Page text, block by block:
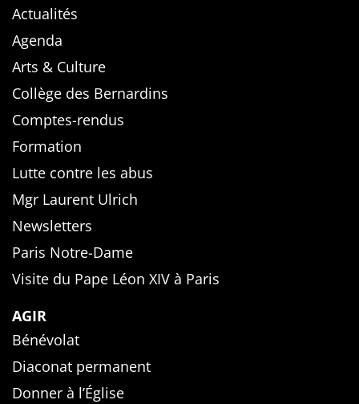
Actualités
Agenda
Arts & Culture
Collège des Bernardins
Comptes-rendus
Formation
Lutte contre les abus
Mgr Laurent Ulrich
Newsletters
Paris Notre-Dame
Visite du Pape Léon XIV à Paris
AGIR
Bénévolat
Diaconat permanent
Donner à l’Église